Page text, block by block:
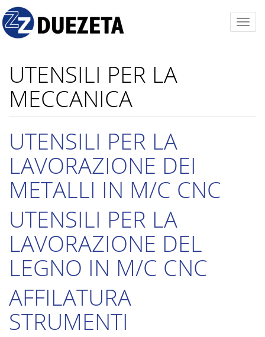
UTENSILI PER LA
MECCANICA
UTENSILI PER LA
LAVORAZIONE DEI
METALLI IN M/C CNC
UTENSILI PER LA
LAVORAZIONE DEL
LEGNO IN M/C CNC
AFFILATURA
STRUMENTI